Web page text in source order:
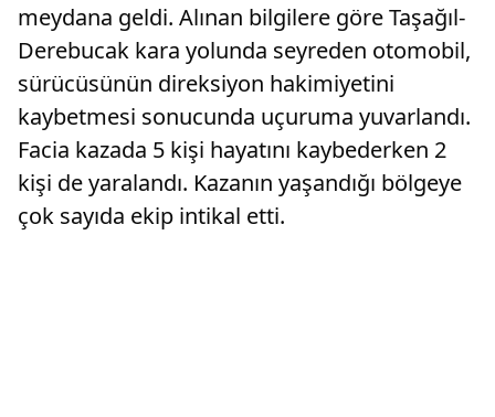
meydana geldi. Alınan bilgilere göre Taşağıl-
Derebucak kara yolunda seyreden otomobil,
sürücüsünün direksiyon hakimiyetini
kaybetmesi sonucunda uçuruma yuvarlandı.
Facia kazada 5 kişi hayatını kaybederken 2
kişi de yaralandı. Kazanın yaşandığı bölgeye
çok sayıda ekip intikal etti.